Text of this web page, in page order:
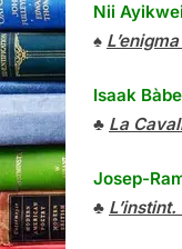
Nii
♠
Isaak
♣ La
Josep-
♣